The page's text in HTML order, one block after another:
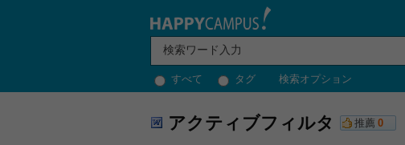
すべて タグ 検索オプション
アクティブフィルタ 推薦 0